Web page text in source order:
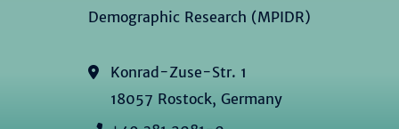
Demographic Research (MPIDR)
Konrad-Zuse-Str. 1
18057 Rostock, Germany